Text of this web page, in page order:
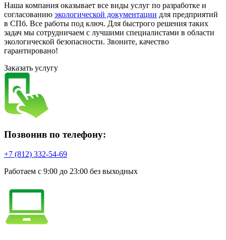
Наша компания оказывает все виды услуг по разработке и
согласованию экологической документации для предприятий
в СПб. Все работы под ключ. Для быстрого решения таких
задач мы сотрудничаем с лучшими специалистами в области
экологической безопасности. Звоните, качество
гарантировано!
Заказать услугу
Позвонив по телефону:
+7 (812) 332-54-69
Работаем с 9:00 до 23:00 без выходных